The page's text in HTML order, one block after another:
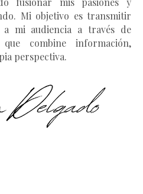
Mi objetivo es transmitir
a mi audiencia a través de
combine información,
perspectiva.